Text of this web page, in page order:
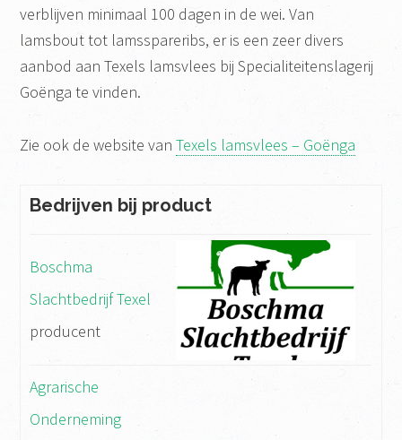
verblijven minimaal 100 dagen in de wei. Van
lamsbout tot lamsspareribs, er is een zeer divers
aanbod aan Texels lamsvlees bij Specialiteitenslagerij
Goënga te vinden.
Zie ook de website vanTexels lamsvlees – Goënga
Bedrijven bij product
Boschma
Slachtbedrijf Texel
producent
Agrarische
Onderneming